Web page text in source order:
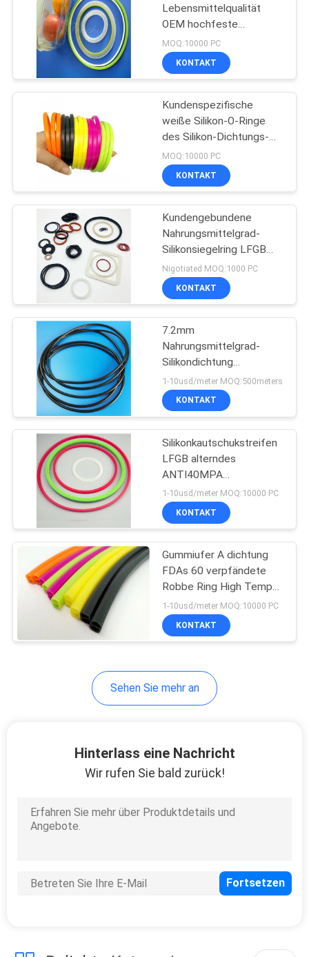
ZITAT
SITEMAP
PRIVACY
POLICY
Lebensmittelqualität
OEM hochfeste
Silikonkautschukdichtung
für luftdichte Box
MOQ:10000 PC
KONTAKT
Kundenspezifische
weiße Silikon-O-Ringe
des Silikon-Dichtungs-
Nahrungsmittelgrad-30A
wasserundurchlässig
MOQ:10000 PC
KONTAKT
Kundengebundene
Nahrungsmittelgrad-
Silikonsiegelring LFGB
alternde flache
Gummiantidichtung 30A
Nigotiated MOQ:1000 PC
KONTAKT
7.2mm
Nahrungsmittelgrad-
Silikondichtung
Dichtungsring für
sofortigen
Dampfkochtopf
1-10usd/meter MOQ:500meters
KONTAKT
Silikonkautschukstreifen
LFGB alterndes
ANTI40MPA
verpfändete Siegelring
für frischen Kasten
1-10usd/meter MOQ:10000 PC
KONTAKT
Gummiufer A dichtung
FDAs 60 verpfändete
Robbe Ring High Temp
Resistant für
Nahrungsmittelbehälter
1-10usd/meter MOQ:10000 PC
KONTAKT
Sehen Sie mehr an
Hinterlass eine Nachricht
Wir rufen Sie bald zurück!